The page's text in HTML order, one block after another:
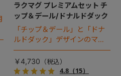
ラクマグ プレミアムセット チ
ップ＆デール/ドナルドダック
「チップ＆デール」と「ドナ
ルドダック」デザインのマグ
で、ストローとコップ飲みが
始められるスターターセッ
ト。
￥4,730
4.8（15）